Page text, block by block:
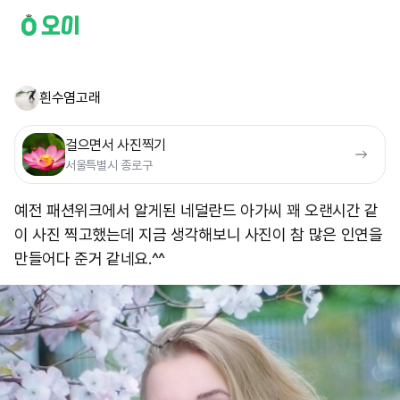
흰수염고래
걸으면서 사진찍기
서울특별시 종로구
예전 패션위크에서 알게된 네덜란드 아가씨 꽤 오랜시간 같
이 사진 찍고했는데 지금 생각해보니 사진이 참 많은 인연을
만들어다 준거 같네요.^^